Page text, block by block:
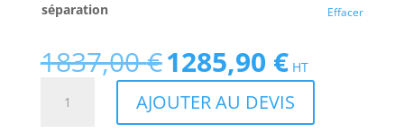
séparation
Effacer
1837,00€ Le
prix
initial
était :
1285,90 €Le
prix
actuel
est :
HT
AJOUTER AU DEVIS